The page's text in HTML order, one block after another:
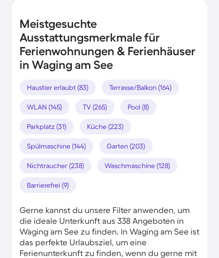
Meistgesuchte
Ausstattungsmerkmale für
Ferienwohnungen & Ferienhäuser
in Waging am See
Haustier erlaubt (83) Terrasse/Balkon (164)
WLAN (145) TV (265) Pool (8)
Parkplatz (31) Küche (223)
Spülmaschine (144) Garten (203)
Nichtraucher (238) Waschmaschine (128)
Barrierefrei (9)
Gerne kannst du unsere Filter anwenden, um
die ideale Unterkunft aus 338 Angeboten in
Waging am See zu finden. In Waging am See ist
das perfekte Urlaubsziel, um eine
Ferienunterkunft zu finden, wenn du gerne mit